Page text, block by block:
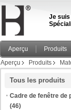
Je suis
Aperçu Produits
Aperçu
Produits
Tous les produits
Cadre de fenêtre de
(46)